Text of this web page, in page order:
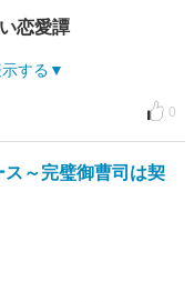
恋愛譚
する
0
～完璧御曹司は契